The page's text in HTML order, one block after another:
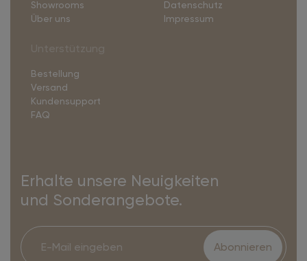
Showrooms
Über uns
Datenschutz
Impressum
Bestellung
Versand
Kundensupport
FAQ
Erhalte unsere Neuigkeiten
und Sonderangebote.
Abonnieren